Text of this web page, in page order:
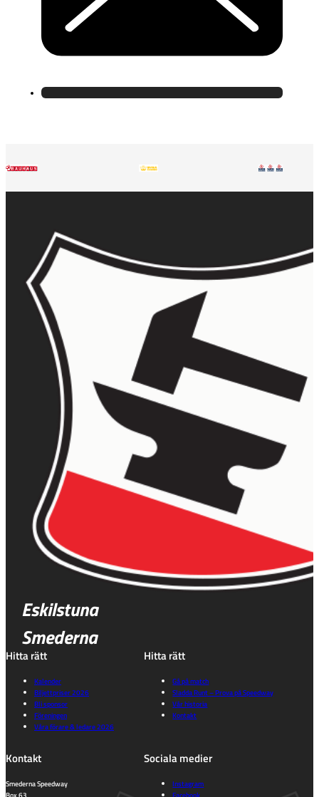
Eskilstuna
Smederna
Hitta rätt
Kalender
Biljettpriser 2026
Bli sponsor
Föreningen
Våra förare & ledare 2026
Hitta rätt
Gå på match
Sladda Runt – Prova på Speedway
Vår historia
Kontakt
Kontakt
Smederna Speedway
Box 63
Sociala medier
Instagram
Facebook